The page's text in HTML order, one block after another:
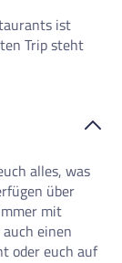
ist
Trip steht
alles, was
über
mit
einen
oder euch auf